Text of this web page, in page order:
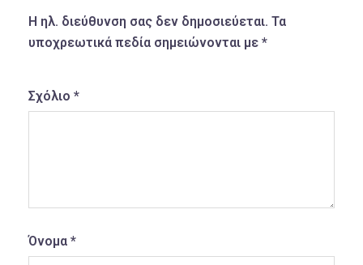
Η ηλ. διεύθυνση σας δεν δημοσιεύεται. Τα
υποχρεωτικά πεδία σημειώνονται με *
Σχόλιο *
Όνομα *